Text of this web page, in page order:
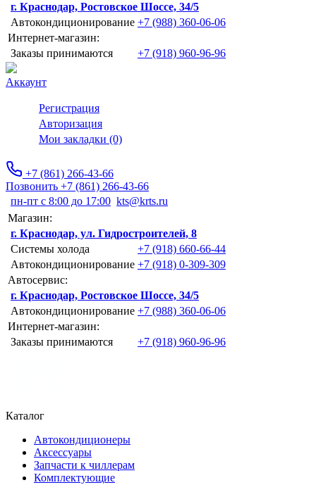
г. Краснодар, Ростовское Шоссе, 34/5
Автокондиционирование +7 (988) 360-06-06
Интернет-магазин:
Заказы принимаются
+7 (918) 960-96-96
Аккаунт
Регистрация
Авторизация
Мои закладки (0)
+7 (861) 266-43-66
Позвонить +7 (861) 266-43-66
пн-пт с 8:00 до 17:00 kts@krts.ru
Магазин:
г. Краснодар, ул. Гидростроителей, 8
Системы холода
+7 (918) 660-66-44
Автокондиционирование +7 (918) 0-309-309
Автосервис:
г. Краснодар, Ростовское Шоссе, 34/5
Автокондиционирование +7 (988) 360-06-06
Интернет-магазин:
Заказы принимаются
+7 (918) 960-96-96
Каталог
Автокондиционеры
Аксессуары
Запчасти к чиллерам
Комплектующие